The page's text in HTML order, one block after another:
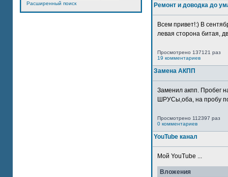
Расширенный поиск Ремонт и доводка до
Всем привет!:) В
левая сторона битая,
Просмотрено 137121 раз
19 комментариев
Замена АКПП
Заменил акпп. Пробег
ШРУСы,оба, на пробу
Просмотрено 112397 раз
0 комментариев
YouTube канал
Мой YouTube ...
Вложения